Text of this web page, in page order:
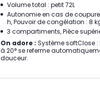
Volume total : petit 72L
Autonomie en cas de
h, Pouvoir de congélation : 8
3 compartiments, Pièce
On adore : Système softClose :
à 20° se referme
douceur.